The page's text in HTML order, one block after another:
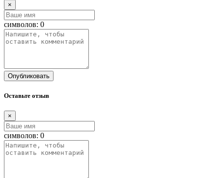
×
символов: 0
Опубликовать
Оставьте отзыв
×
символов: 0